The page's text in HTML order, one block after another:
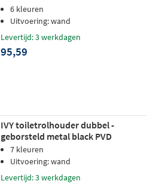
6 kleuren
Uitvoering: wand
Levertijd: 3 werkdagen
95,59
IVY toiletrolhouder dubbel -
geborsteld metal black PVD
7 kleuren
Uitvoering: wand
Levertijd: 3 werkdagen